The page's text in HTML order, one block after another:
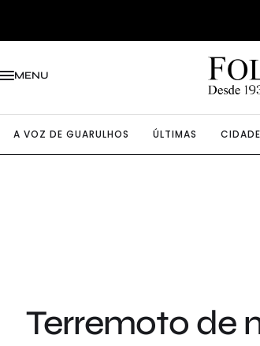
MENU
A VOZ DE GUARULHOS ÚLTIMAS
Terremoto de